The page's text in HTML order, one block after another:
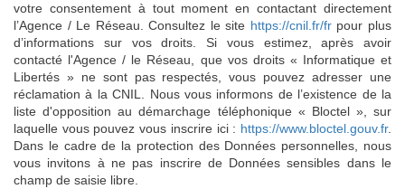
votre consentement à tout moment en contactant directement
l’Agence / Le Réseau. Consultez le site https://cnil.fr/frpour plus
d’informations sur vos droits. Si vous estimez, après avoir
contacté l'Agence / le Réseau, que vos droits « Informatique et
Libertés » ne sont pas respectés, vous pouvez adresser une
réclamation à la CNIL. Nous vous informons de l’existence de la
liste d'opposition au démarchage téléphonique « Bloctel », sur
laquelle vous pouvez vous inscrire ici : https://www.bloctel.gouv.fr.
Dans le cadre de la protection des Données personnelles, nous
vous invitons à ne pas inscrire de Données sensibles dans le
champ de saisie libre.